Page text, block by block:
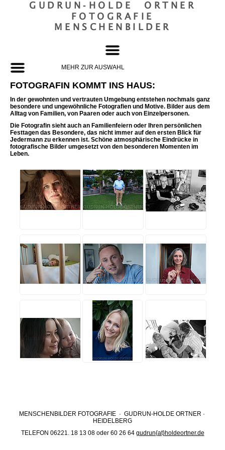
GUDRUN‐HOLDE ORTNER
FOTOGRAFIE
MENSCHENBILDER
MEHR ZUR AUSWAHL
FOTOGRAFIN KOMMT INS HAUS:
In der gewohnten und vertrauten Umgebung entstehen nochmals ganz
besondere und ungewöhnliche Fotografien und Motive. Bilder aus dem
Alltag von Familien, von Paaren oder auch von Einzelpersonen.
Die Fotografin sieht auch an Familienfeiern oder Ihren persönlichen
Festtagen das Besondere, das nicht immer auf den ersten Blick für
Jedermann zu erkennen ist. Schöne atmosphärische Eindrücke in
fotografische Bilder umgesetzt von den besonderen Momenten im
Leben.
MENSCHENBILDER FOTOGRAFIE · GUDRUN-HOLDE ORTNER ·
HEIDELBERG
TELEFON 06221. 18 13 08 oder 60 26 64 gudrun{at}holdeortner.de